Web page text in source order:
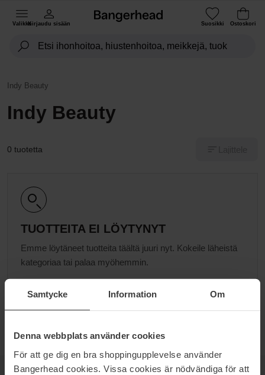
Samtycke Information Om
Denna webbplats använder cookies
För att ge dig en bra shoppingupplevelse använder
Bangerhead cookies. Vissa cookies är nödvändiga för att
ValikkoKirjaudu sisään Suosikki Ostoskori
Indy Beauty
Indy Beauty
0 tuotetta
TUOTTEITA EI LÖYTYNYT
Emme löytäneet tuotteita täältä juuri nyt. Kokeile läheistä
kategoriaa tai palaa myöhemmin.
Siirry kategoriaan B